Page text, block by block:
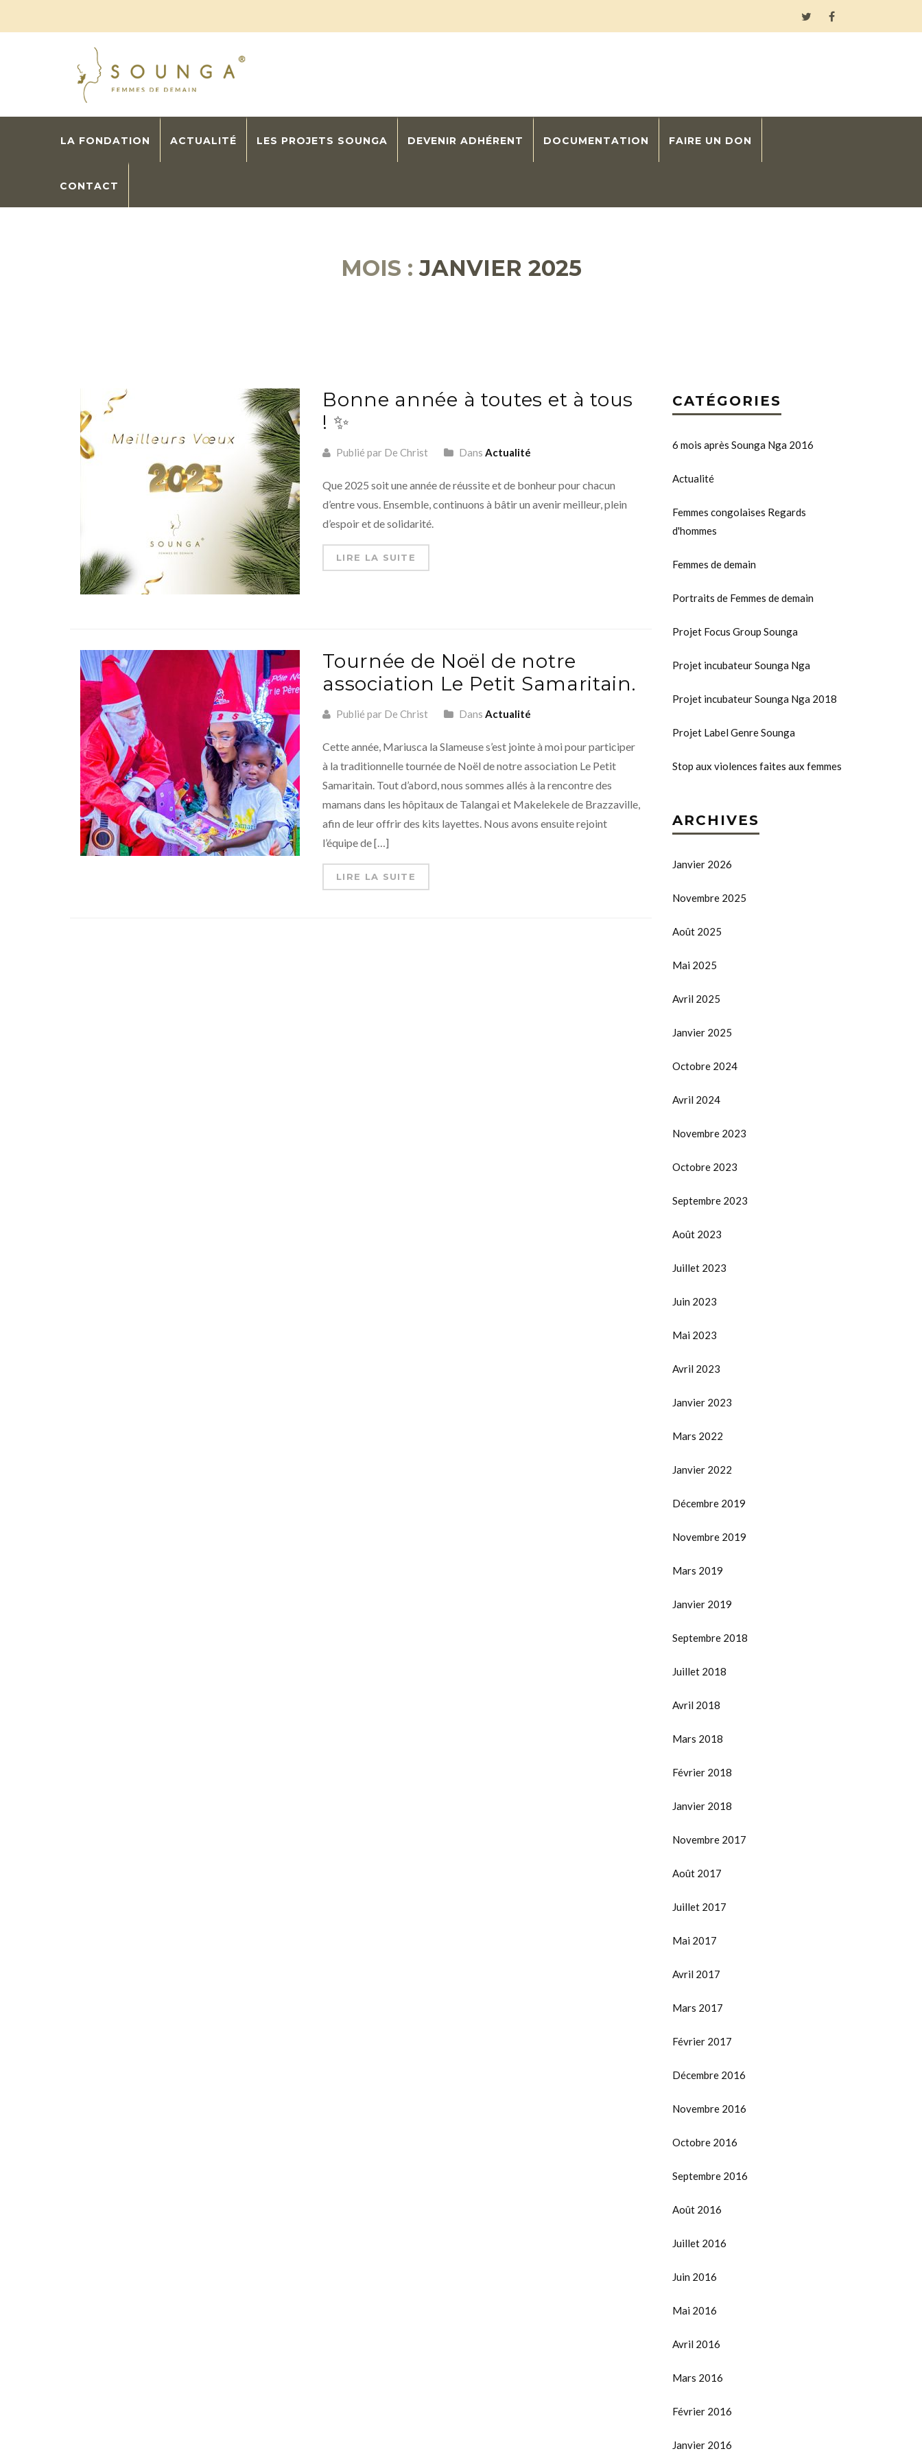
LA FONDATION ACTUALITÉ LES PROJETS SOUNGA DEVENIR ADHÉRENT DOCUMENTATION FAIRE UN DON
CONTACT
MOIS : JANVIER 2025
Bonne année à toutes et à tous
! ✨
Publié par De Christ DansActualité
Que 2025 soit une année de réussite et de bonheur pour chacun
d’entre vous. Ensemble, continuons à bâtir un avenir meilleur, plein
d’espoir et de solidarité.
LIRE LA SUITE
Tournée de Noël de notre
association Le Petit Samaritain.
Publié par De Christ DansActualité
Cette année, Mariusca la Slameuse s’est jointe à moi pour participer
à la traditionnelle tournée de Noël de notre association Le Petit
Samaritain. Tout d’abord, nous sommes allés à la rencontre des
mamans dans les hôpitaux de Talangai et Makelekele de Brazzaville,
afin de leur offrir des kits layettes. Nous avons ensuite rejoint
l’équipe de […]
LIRE LA SUITE
CATÉGORIES
6 mois après Sounga Nga 2016
Actualité
Femmes congolaises Regards
d'hommes
Femmes de demain
Portraits de Femmes de demain
Projet Focus Group Sounga
Projet incubateur Sounga Nga
Projet incubateur Sounga Nga 2018
Projet Label Genre Sounga
Stop aux violences faites aux femmes
ARCHIVES
Janvier 2026
Novembre 2025
Août 2025
Mai 2025
Avril 2025
Janvier 2025
Octobre 2024
Avril 2024
Novembre 2023
Octobre 2023
Septembre 2023
Août 2023
Juillet 2023
Juin 2023
Mai 2023
Avril 2023
Janvier 2023
Mars 2022
Janvier 2022
Décembre 2019
Novembre 2019
Mars 2019
Janvier 2019
Septembre 2018
Juillet 2018
Avril 2018
Mars 2018
Février 2018
Janvier 2018
Novembre 2017
Août 2017
Juillet 2017
Mai 2017
Avril 2017
Mars 2017
Février 2017
Décembre 2016
Novembre 2016
Octobre 2016
Septembre 2016
Août 2016
Juillet 2016
Juin 2016
Mai 2016
Avril 2016
Mars 2016
Février 2016
Janvier 2016